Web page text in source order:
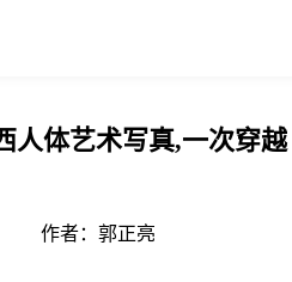
人体艺术写真,一次穿越
作者： 郭正亮